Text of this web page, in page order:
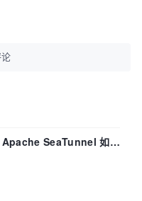
Apache SeaTunnel 如何